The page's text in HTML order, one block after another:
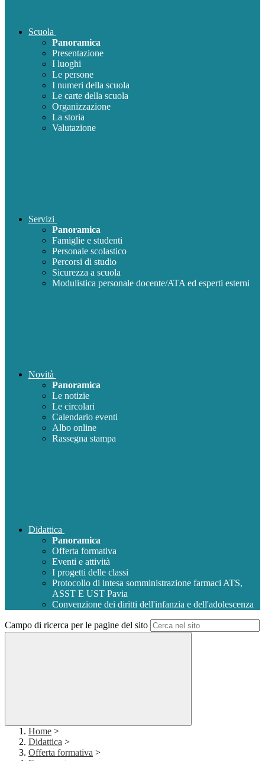
Scuola
Panoramica
Presentazione
I luoghi
Le persone
I numeri della scuola
Le carte della scuola
Organizzazione
La storia
Valutazione
Servizi
Panoramica
Famiglie e studenti
Personale scolastico
Percorsi di studio
Sicurezza a scuola
Modulistica personale docente/ATA ed esperti esterni
Novità
Panoramica
Le notizie
Le circolari
Calendario eventi
Albo online
Rassegna stampa
Didattica
Panoramica
Offerta formativa
Eventi e attività
I progetti delle classi
Protocollo di intesa somministrazione farmaci ATS,
ASST E UST Pavia
Convenzione dei diritti dell'infanzia e dell'adolescenza
Campo di ricerca per le pagine del sito
Home >
Didattica >
Offerta formativa >